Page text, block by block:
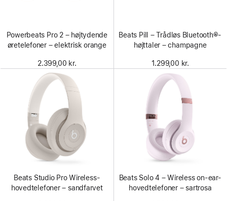
Powerbeats Pro 2 – højtydende
øretelefoner – elektrisk orange
2.399,00 kr.
Beats Pill – Trådløs Bluetooth®-
højttaler – champagne
1.299,00 kr.
Beats Studio Pro Wireless-
hovedtelefoner – sandfarvet
Beats Solo 4 – Wireless on-ear-
hovedtelefoner – sartrosa